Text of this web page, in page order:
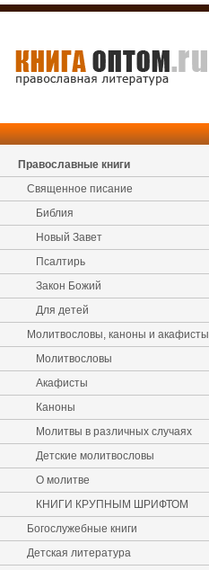
Православные книги
Священное писание
Библия
Новый Завет
Псалтирь
Закон Божий
Для детей
Молитвословы, каноны и акафисты
Молитвословы
Акафисты
Каноны
Молитвы в различных случаях
Детские молитвословы
О молитве
КНИГИ КРУПНЫМ ШРИФТОМ
Богослужебные книги
Детская литература